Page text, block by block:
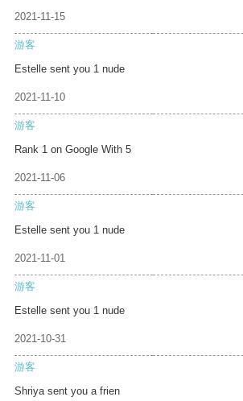
2021-11-15
游客
Estelle sent you 1 nude
2021-11-10
游客
Rank 1 on Google With 5
2021-11-06
游客
Estelle sent you 1 nude
2021-11-01
游客
Estelle sent you 1 nude
2021-10-31
游客
Shriya sent you a frien